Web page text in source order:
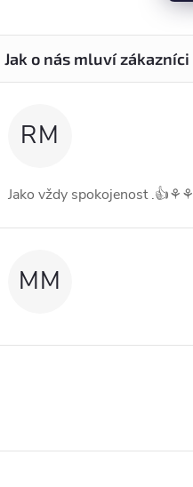
RM
Jako vždy spokojenost .👍⚘️⚘️
MM